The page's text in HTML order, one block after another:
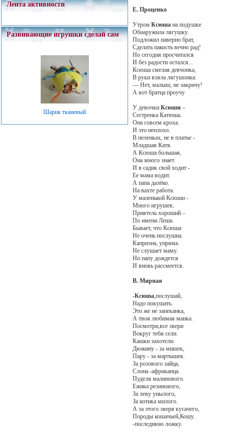
Лента активности
Развивающие игрушки сделай сам
Шарик тканевый
Е. Проценко
Утром Ксюшана подушке
Обнаружила лягушку.
Подложил наверно брат,
Сделать пакость вечно рад!
Но сегодня просчитался
И без радости остался...
Ксюша смелая девчонка,
В руки взяла лягушонка:
— Нет, малыш, не закричу!
А вот братца проучу
У девочки Ксюши–
Сестренка Катюша.
Она совсем кроха.
И это неплохо.
В пеленках, не в платье -
Младшая Катя.
А Ксюша большая,
Она много знает.
И в садик свой ходит -
Ее мама водит.
А папа далёко.
На вахте работа.
У маленькой Ксюши -
Много игрушек.
Приятель хороший –
По имени Леша.
Бывает, что Ксюша
Не очень послушна.
Капризна, упряма.
Не слушает маму.
Но папу дождется
И вновь рассмеется.
В. Мирная
-Ксюша,послушай,
Надо покушать.
Это же не запеканка,
А твоя любимая манка.
Посмотри,все звери
Вокруг тебя сели.
Кашки захотели.
Дюжину - за мишек,
Пару - за мартышек.
За розового зайца,
Слона -африканца.
Пуделя малинового.
Ежика резинового,
За леву унылого,
За котика милого.
А за этого зверя кусачего,
Породы кошачьей,Кошу.
-последнюю ложку.